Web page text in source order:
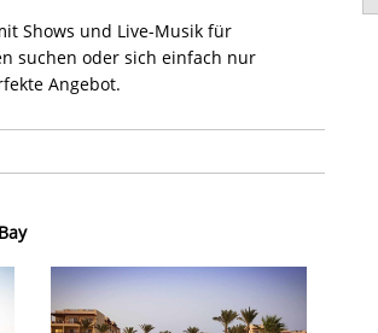
Shows und Live-Musik für
suchen oder sich einfach nur
Angebot.